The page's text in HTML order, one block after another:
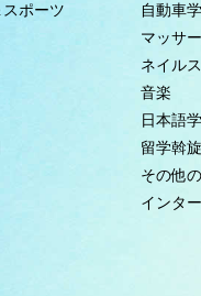
ポーツ
自動車
マッサ
ネイル
音楽
日本語
留学斡旋
その他
インタ